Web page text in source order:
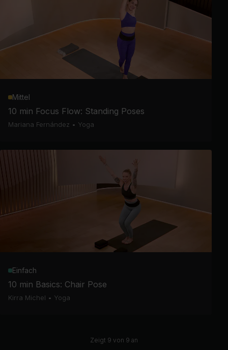
Mittel
10 min Focus Flow: Standing Poses
Mariana Fernández • Yoga
Einfach
10 min Basics: Chair Pose
Kirra Michel • Yoga
Zeigt 9 von 9 an